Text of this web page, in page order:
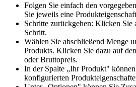
Folgen Sie einfach den
Sie jeweils eine
Schritte zurückgehen: Klicken Sie
Schritt.
Wählen Sie abschließend Menge
Produkts. Klicken Sie dazu auf
oder Bruttopreis.
In der Spalte „Ihr Produkt"
konfigurierten